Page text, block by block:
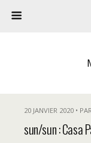
20 JANVIER 2020 •
sun/sun : Casa